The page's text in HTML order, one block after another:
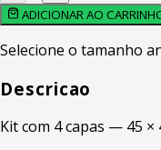
ADICIONAR AO
Selecione o tamanho
Descricao
Kit com 4 capas — 45 ×